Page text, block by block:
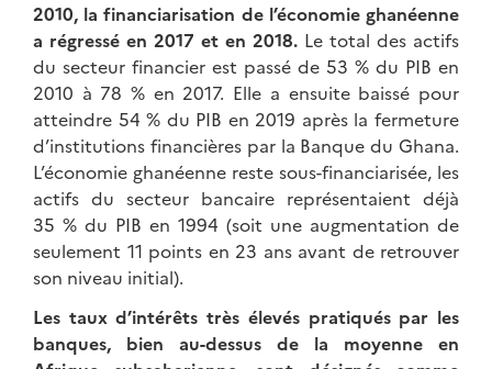
2010, la financiarisation de l’économie ghanéenne
a régressé en 2017 et en 2018. Le total des actifs
du secteur financier est passé de 53 % du PIB en
2010 à 78 % en 2017. Elle a ensuite baissé pour
atteindre 54 % du PIB en 2019 après la fermeture
d’institutions financières par la Banque du Ghana.
L’économie ghanéenne reste sous-financiarisée, les
actifs du secteur bancaire représentaient déjà
35 % du PIB en 1994 (soit une augmentation de
seulement 11 points en 23 ans avant de retrouver
son niveau initial).
Les taux d’intérêts très élevés pratiqués par les
banques, bien au-dessus de la moyenne en